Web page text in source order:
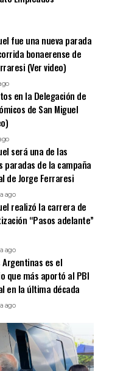
fue una nueva parada
bonaerense de
(Ver video)
en la Delegación de
de San Miguel
será una de las
paradas de la campaña
de Jorge Ferraresi
ago
realizó la carrera de
“Pasos adelante”
ago
Argentinas es el
que más aportó al PBI
en la última década
ago